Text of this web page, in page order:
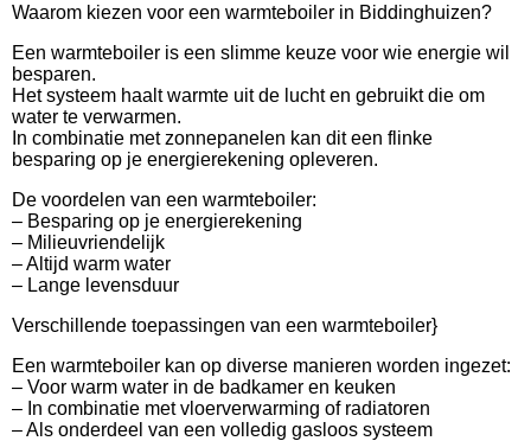
Waarom kiezen voor een warmteboiler in Biddinghuizen?
Een warmteboiler is een slimme keuze voor wie energie wil
besparen.
Het systeem haalt warmte uit de lucht en gebruikt die om
water te verwarmen.
In combinatie met zonnepanelen kan dit een flinke
besparing op je energierekening opleveren.
De voordelen van een warmteboiler:
– Besparing op je energierekening
– Milieuvriendelijk
– Altijd warm water
– Lange levensduur
Verschillende toepassingen van een warmteboiler}
Een warmteboiler kan op diverse manieren worden ingezet:
– Voor warm water in de badkamer en keuken
– In combinatie met vloerverwarming of radiatoren
– Als onderdeel van een volledig gasloos systeem